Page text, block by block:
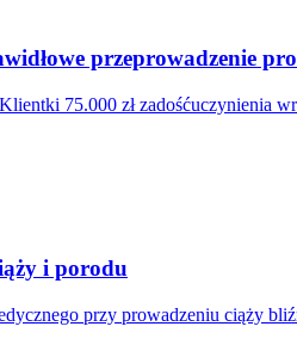
przeprowadzenie
75.000 zł zadośćuczynienia
i porodu
przy prowadzeniu ciąży